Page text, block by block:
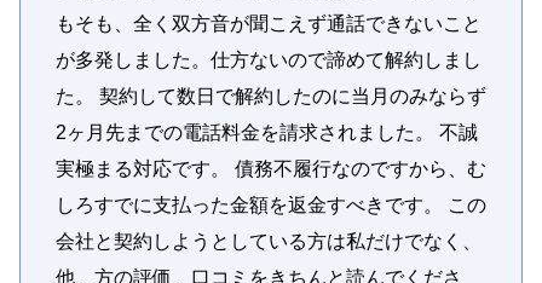
もそも、全く双方音が聞こえず通話できないこと
が多発しました。仕方ないので諦めて解約しまし
た。 契約して数日で解約したのに当月のみならず
2ヶ月先までの電話料金を請求されました。 不誠
実極まる対応です。 債務不履行なのですから、む
しろすでに支払った金額を返金すべきです。 この
会社と契約しようとしている方は私だけでなく、
他、方の評価、口コミをきちんと読んでくださ